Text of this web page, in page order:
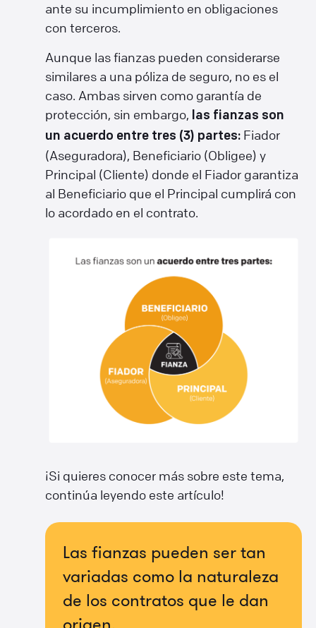
ante su incumplimiento en obligaciones
con terceros.
Aunque las fianzas pueden considerarse
similares a una póliza de seguro, no es el
caso. Ambas sirven como garantía de
protección, sin embargo, las fianzas son
un acuerdo entre tres (3) partes: Fiador
(Aseguradora), Beneficiario (Obligee) y
Principal (Cliente) donde el Fiador garantiza
al Beneficiario que el Principal cumplirá con
lo acordado en el contrato.
¡Si quieres conocer más sobre este tema,
continúa leyendo este artículo!
Las fianzas pueden ser tan
variadas como la naturaleza
de los contratos que le dan
origen.